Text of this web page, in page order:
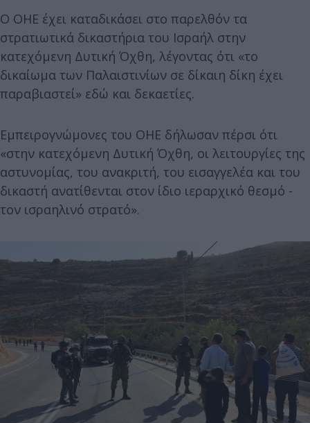
Ο ΟΗΕ έχει καταδικάσει στο παρελθόν τα
στρατιωτικά δικαστήρια του Ισραήλ στην
κατεχόμενη Δυτική Όχθη, λέγοντας ότι «το
δικαίωμα των Παλαιστινίων σε δίκαιη δίκη έχει
παραβιαστεί» εδώ και δεκαετίες.
Εμπειρογνώμονες του ΟΗΕ δήλωσαν πέρσι ότι
«στην κατεχόμενη Δυτική Όχθη, οι λειτουργίες της
αστυνομίας, του ανακριτή, του εισαγγελέα και του
δικαστή ανατίθενται στον ίδιο ιεραρχικό θεσμό -
τον ισραηλινό στρατό».